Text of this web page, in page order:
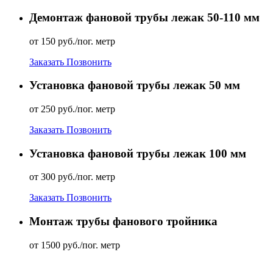
Демонтаж фановой трубы лежак 50-110 мм
от 150 руб./пог. метр
Заказать Позвонить
Установка фановой трубы лежак 50 мм
от 250 руб./пог. метр
Заказать Позвонить
Установка фановой трубы лежак 100 мм
от 300 руб./пог. метр
Заказать Позвонить
Монтаж трубы фанового тройника
от 1500 руб./пог. метр